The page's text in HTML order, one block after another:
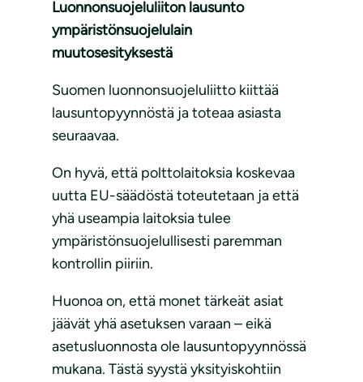
Luonnonsuojeluliiton lausunto
ympäristönsuojelulain
muutosesityksestä
Suomen luonnonsuojeluliitto kiittää
lausuntopyynnöstä ja toteaa asiasta
seuraavaa.
On hyvä, että polttolaitoksia koskevaa
uutta EU-säädöstä toteutetaan ja että
yhä useampia laitoksia tulee
ympäristönsuojelullisesti paremman
kontrollin piiriin.
Huonoa on, että monet tärkeät asiat
jäävät yhä asetuksen varaan – eikä
asetusluonnosta ole lausuntopyynnössä
mukana. Tästä syystä yksityiskohtiin